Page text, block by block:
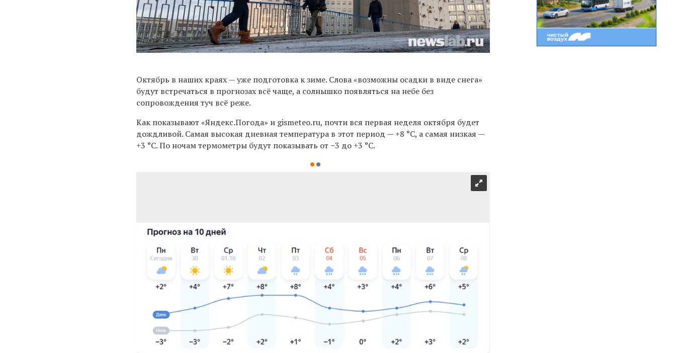
Октябрь в наших краях—уже подготовка к зиме. Слова«возможны осадки в виде снега»
будут встречаться в прогнозах всёчаще, а солнышко появляться на небе без
сопровождения туч всё реже.
Как показывают«Яндекс.Погода» и gismeteo.ru, почти вся первая неделя октября будет
дождливой. Самая высокая дневная температура в этот период — +8 °С, а самая низкая —
+3 °С. По ночам термометры будут показывать от −3 до +3 °С.